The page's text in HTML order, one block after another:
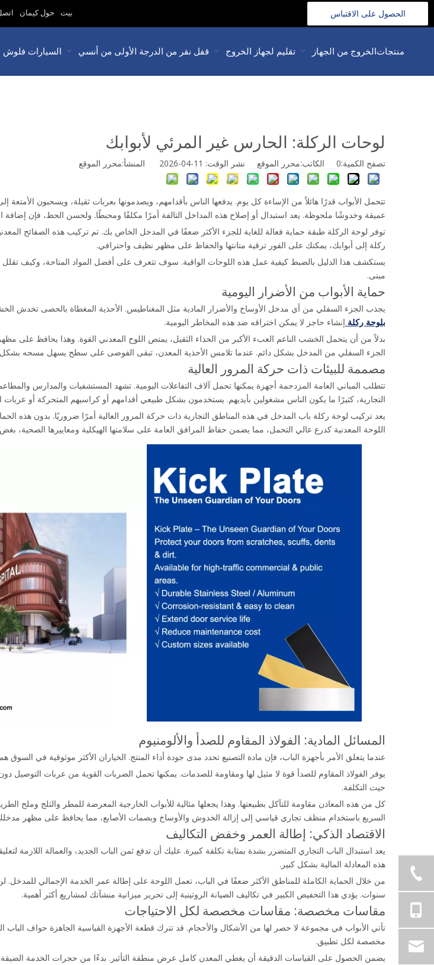
بيت حول كيمان
الحصول على الاقتباس
منتجاتالخروج من الجهاز تقليم لجهاز الخروج قفل نقر من الدرجة الأولى من أنسي السيارات فلوش
لوحات الركلة: الحارس غير المرئي لأبوابك
تصفح الكمية:0 الكاتب:محرر الموقع نشر الوقت: 11-04-2026 المنشأ: محرر الموقع
تتحمل الأبواب قدرًا هائلاً من الإساءة كل يوم. يدفعها الناس بأقدامهم، ويصدمونها بعربات ثقيلة، ويسحبون
عميقة وخدوشًا ملحوظة. يعد استبدال أو إصلاح هذه المداخل التالفة أمرًا مكلفًا ومحبطًا. ولحسن الحظ، فإن إضافة
توفر لوحة الركلة طبقة حماية فعالة للغاية للجزء الأكثر ضعفًا في المدخل الخاص بك. تم تركيب هذه الصفائح
ركلة إلى أبوابك، يمكنك على الفور ترقية متانتها والحفاظ على مظهر نظيف واحترافي.
يستكشف هذا الدليل بالضبط كيفية عمل هذه اللوحات الواقية. سوف تتعرف على أفضل المواد المتاحة، وكيف تقلل
مبنى.
حماية الأبواب من الأضرار اليومية
يجذب الجزء السفلي من أي مدخل الأوساخ والأضرار المادية مثل المغناطيس. الأحذية المغطاة بالحصى تخدش
بلوحة ركلة إنشاء حاجز لا يمكن اختراقه ضد هذه المخاطر اليومية.
بدلاً من أن يتحمل الخشب الناعم العبء الأكبر من الحذاء الثقيل، يمتص اللوح المعدني القوة. وهذا يحافظ على
الجزء السفلي من المدخل بشكل دائم. عندما تلامس الأحذية المعدن، تبقى الفوضى على سطح يسهل مسحه
مصممة للبيئات ذات حركة المرور العالية
تتطلب المباني العامة المزدحمة أجهزة يمكنها تحمل آلاف التفاعلات اليومية. تشهد المستشفيات والمدارس
التجارية، كثيرًا ما يكون الناس مشغولين بأيديهم. يستخدمون بشكل طبيعي أقدامهم أو كراسيهم المتحركة أو عربات
يعد تركيب لوحة ركلة باب المدخل في هذه المناطق التجارية ذات حركة المرور العالية أمرًا ضروريًا. بدون هذه
اللوحة المعدنية كدرع عالي التحمل، مما يضمن حفاظ المرافق العامة على سلامتها الهيكلية ومعاييرها الصحية،
المسائل المادية: الفولاذ المقاوم للصدأ والألومنيوم
عندما يتعلق الأمر بأجهزة الباب، فإن مادة التصنيع تحدد مدى جودة أداء المنتج. الخياران الأكثر موثوقية في السوق
يوفر الفولاذ المقاوم للصدأ قوة لا مثيل لها ومقاومة للصدمات. يمكنها تحمل الضربات القوية من عربات التوصيل دون
حيث التكلفة.
كل من هذه المعادن مقاومة للتآكل بطبيعتها. وهذا يجعلها مثالية للأبواب الخارجية المعرضة للمطر والثلج
السريع باستخدام منظف تجاري قياسي إلى إزالة الخدوش والأوساخ وبصمات الأصابع، مما يحافظ على مظهر
الاقتصاد الذكي: إطالة العمر وخفض التكاليف
يعد استبدال الباب التجاري المتضرر بشدة بمثابة تكلفة كبيرة. عليك أن تدفع ثمن الباب الجديد، والعمالة اللازمة
هذه المعادلة المالية بشكل كبير.
من خلال الحماية الكاملة للمناطق الأكثر ضعفًا في الباب، تعمل اللوحة على إطالة عمر الخدمة الإجمالي
سنوات. يؤدي هذا التخفيض الكبير في تكاليف الصيانة الروتينية إلى تحرير ميزانية منشآتك لمشاريع أكثر أهمية.
مقاسات مخصصة: مقاسات مخصصة لكل الاحتياجات
تأتي الأبواب في مجموعة لا حصر لها من الأشكال والأحجام. قد تترك قطعة الأجهزة القياسية الجاهزة حواف الباب
مخصصة لكل تطبيق.
يضمن الحصول على القياسات الدقيقة أن يغطي المعدن كامل عرض منطقة التأثير. بدءًا من حجرات الخدمة